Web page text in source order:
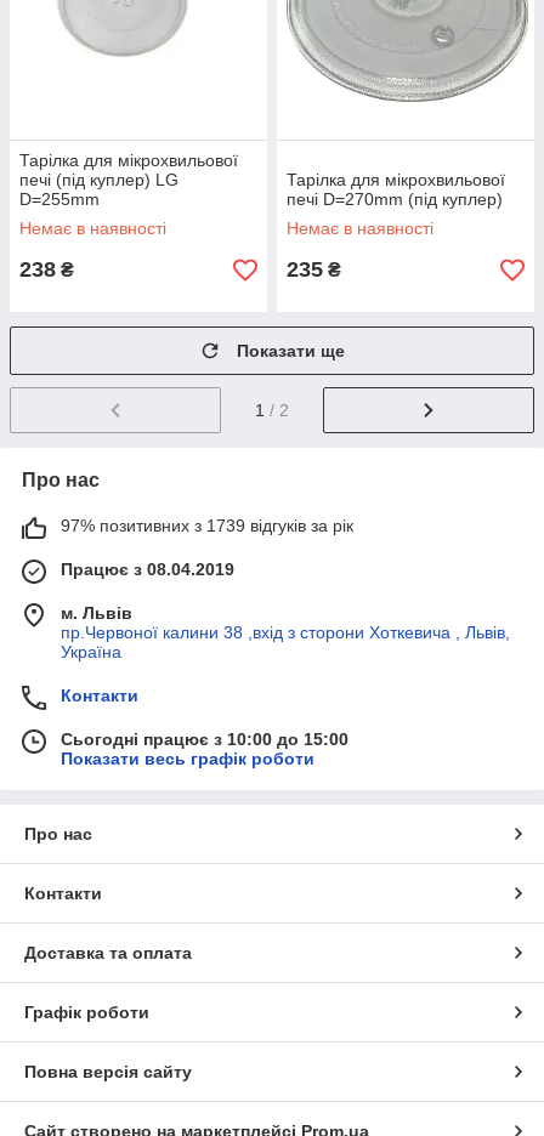
Тарілка для мікрохвильової
печі (під куплер) LG
D=255mm
Немає в наявності
238 ₴
Тарілка для мікрохвильової
печі D=270mm (під куплер)
Немає в наявності
235 ₴
Показати ще
1 / 2
Про нас
97% позитивних з 1739 відгуків за рік
Працює з 08.04.2019
м. Львів
пр.Червоної калини 38 ,вхід з сторони Хоткевича , Львів,
Україна
Контакти
Сьогодні працює з 10:00 до 15:00
Показати весь графік роботи
Про нас
Контакти
Доставка та оплата
Графік роботи
Повна версія сайту
Сайт створено на маркетплейсі Prom.ua